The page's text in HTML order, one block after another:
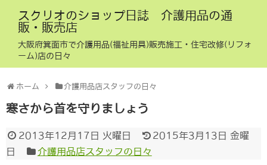
スクリオのショップ日誌 介護用品の通
販・販売店
大阪府箕面市で介護用品(福祉用具)販売施工・住宅改修(リフォ
ーム)店の日々
ホーム 介護用品店スタッフの日々
寒さから首を守りましょう
2013年12月17日 火曜日
2015年3月13日 金曜
日
介護用品店スタッフの日々